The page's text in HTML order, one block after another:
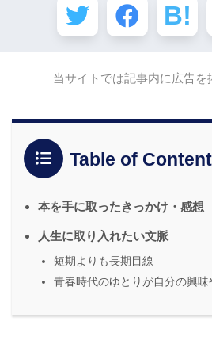
当サイトでは記事内に広告を
Table of
本を手に取ったきっかけ・感想
人生に取り入れたい文脈
短期よりも長期目線
青春時代のゆとりが自分の興味